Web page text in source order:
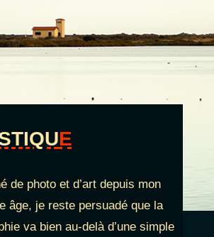
E
de photo et d’art depuis mon
âge, je reste persuadé que la
va bien au-delà d’une simple